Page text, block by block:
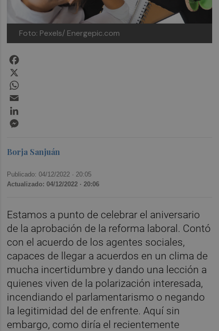
Foto: Pexels/ Energepic.com
Borja Sanjuán
Publicado: 04/12/2022 · 20:05
Actualizado: 04/12/2022 · 20:06
Estamos a punto de celebrar el aniversario
de la aprobación de la reforma laboral. Contó
con el acuerdo de los agentes sociales,
capaces de llegar a acuerdos en un clima de
mucha incertidumbre y dando una lección a
quienes viven de la polarización interesada,
incendiando el parlamentarismo o negando
la legitimidad del de enfrente. Aquí sin
embargo, como diría el recientemente